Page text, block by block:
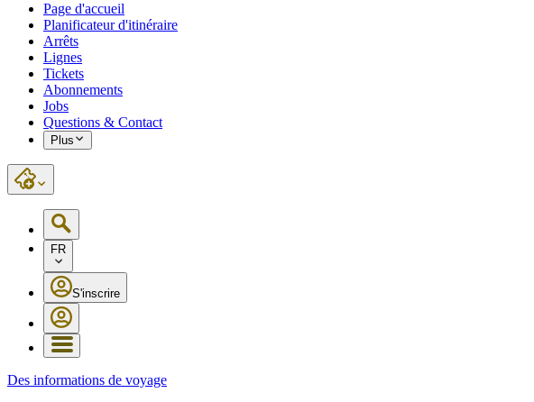
Page d'accueil
Planificateur d'itinéraire
Arrêts
Lignes
Tickets
Abonnements
Jobs
Questions & Contact
Plus
FR
S'inscrire
Des informations de voyage